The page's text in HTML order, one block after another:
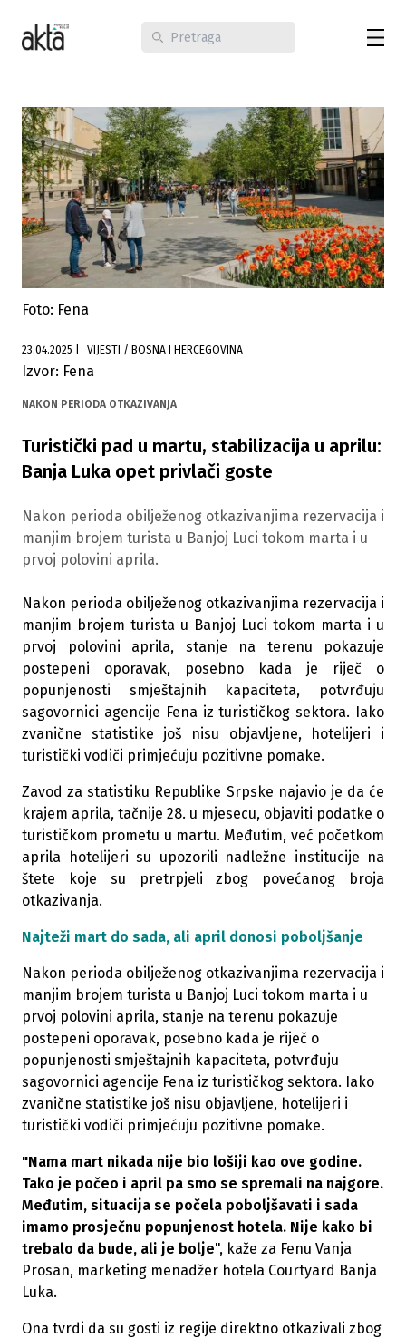
Foto: Fena
23.04.2025 VIJESTI / BOSNA I HERCEGOVINA
Izvor: Fena
NAKON PERIODA OTKAZIVANJA
Turistički pad u martu, stabilizacija u aprilu:
Banja Luka opet privlači goste
Nakon perioda obilježenog otkazivanjima rezervacija i
manjim brojem turista u Banjoj Luci tokom marta i u
prvoj polovini aprila.
Nakon perioda obilježenog otkazivanjima rezervacija i
manjim brojem turista u Banjoj Luci tokom marta i u
prvoj polovini aprila, stanje na terenu pokazuje
postepeni oporavak, posebno kada je riječ o
popunjenosti smještajnih kapaciteta, potvrđuju
sagovornici agencije Fena iz turističkog sektora. Iako
zvanične statistike još nisu objavljene, hotelijeri i
turistički vodiči primjećuju pozitivne pomake.
Zavod za statistiku Republike Srpske najavio je da će
krajem aprila, tačnije 28. u mjesecu, objaviti podatke o
turističkom prometu u martu. Međutim, već početkom
aprila hotelijeri su upozorili nadležne institucije na
štete koje su pretrpjeli zbog povećanog broja
otkazivanja.
Najteži mart do sada, ali april donosi poboljšanje
Nakon perioda obilježenog otkazivanjima rezervacija i
manjim brojem turista u Banjoj Luci tokom marta i u
prvoj polovini aprila, stanje na terenu pokazuje
postepeni oporavak, posebno kada je riječ o
popunjenosti smještajnih kapaciteta, potvrđuju
sagovornici agencije Fena iz turističkog sektora. Iako
zvanične statistike još nisu objavljene, hotelijeri i
turistički vodiči primjećuju pozitivne pomake.
"Nama mart nikada nije bio lošiji kao ove godine.
Tako je počeo i april pa smo se spremali na najgore.
Međutim, situacija se počela poboljšavati i sada
imamo prosječnu popunjenost hotela. Nije kako bi
trebalo da bude, ali je bolje", kaže za Fenu Vanja
Prosan, marketing menadžer hotela Courtyard Banja
Luka.
Ona tvrdi da su gosti iz regije direktno otkazivali zbog